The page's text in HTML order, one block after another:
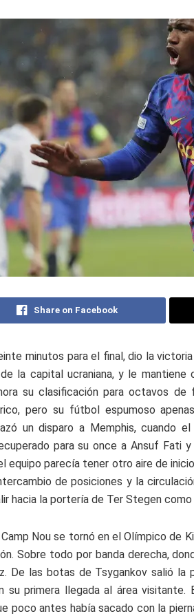
Share on Facebook
minutos para el final, dio la
la capital ucraniana, y le mantiene
su clasificación para octavos de
pero su fútbol espumoso
un disparo a Memphis, cuando
para su once a Ansuf Fati
equipo parecía tener otro aire de
de posiciones y la
hacia la portería de Ter Stegen
Nou se tornó en el Olímpico de
Sobre todo por banda derecha,
De las botas de Tsygankov salió la
su primera llegada al área visitante.
poco antes había sacado con la